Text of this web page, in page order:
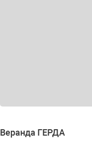
Веранда ГЕРДА